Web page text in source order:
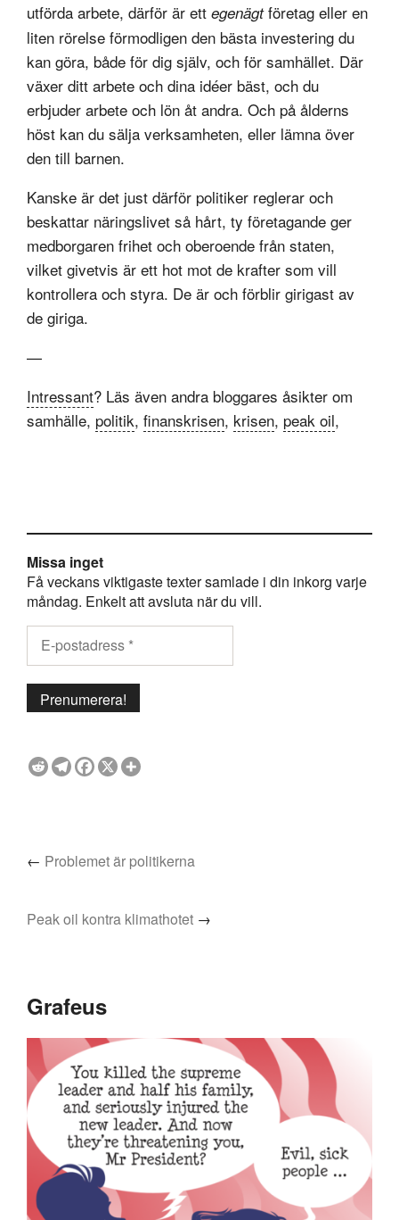
utförda arbete, därför är ett egenägtföretag eller en
liten rörelse förmodligen den bästa investering du
kan göra, både för dig själv, och för samhället. Där
växer ditt arbete och dina idéer bäst, och du
erbjuder arbete och lön åt andra. Och på ålderns
höst kan du sälja verksamheten, eller lämna över
den till barnen.
Kanske är det just därför politiker reglerar och
beskattar näringslivet så hårt, ty företagande ger
medborgaren frihet och oberoende från staten,
vilket givetvis är ett hot mot de krafter som vill
kontrollera och styra. De är och förblir girigast av
de giriga.
—
Intressant? Läs även andra bloggares åsikter om
samhälle, politik, finanskrisen, krisen, peak oil,
Missa inget
Få veckans viktigaste texter samlade i din inkorg varje
måndag. Enkelt att avsluta när du vill.
← Problemet är politikerna
Peak oil kontra klimathotet →
Grafeus